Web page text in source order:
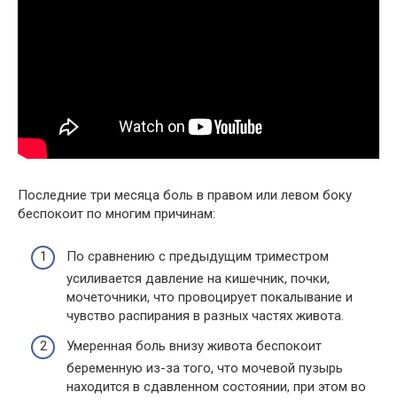
Последние три месяца боль в правом или левом боку
беспокоит по многим причинам:
По сравнению с предыдущим триместром
усиливается давление на кишечник, почки,
мочеточники, что провоцирует покалывание и
чувство распирания в разных частях живота.
Умеренная боль внизу живота беспокоит
беременную из-за того, что мочевой пузырь
находится в сдавленном состоянии, при этом во